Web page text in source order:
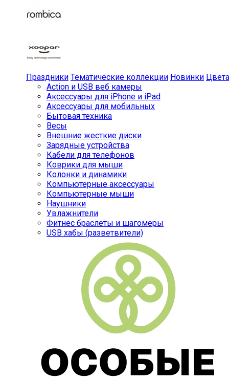
Праздники Тематические коллекции Новинки Цвета
Action и USB веб камеры
Аксессуары для iPhone и iPad
Аксессуары для мобильных
Бытовая техника
Весы
Внешние жесткие диски
Зарядные устройства
Кабели для телефонов
Коврики для мыши
Колонки и динамики
Компьютерные аксессуары
Компьютерные мыши
Наушники
Увлажнители
Фитнес браслеты и шагомеры
USB хабы (разветвители)